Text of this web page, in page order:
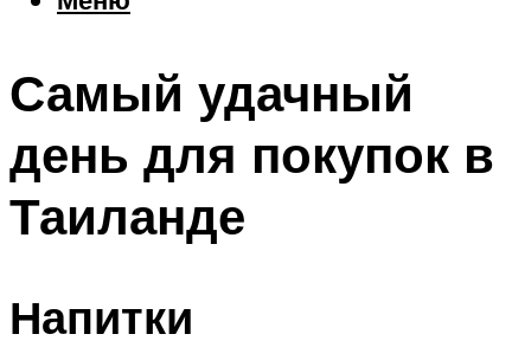
Шоппинг
Что посетить
Меню
Самый удачный
день для покупок в
Таиланде
Напитки